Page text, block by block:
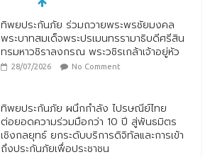
ทิพยประกันภัย ร่วมถวายพระพรชัยมงคล
พระบาทสมเด็จพระปรเมนทรรามาธิบดีศรีสิน
ทรมหาวชิราลงกรณ พระวชิรเกล้าเจ้าอยู่หัว
28/07/2026 No Comment
ทิพยประกันภัย ผนึกกำลัง ไปรษณีย์ไทย
ต่อยอดความร่วมมือกว่า 10 ปี สู่พันธมิตร
เชิงกลยุทธ์ ยกระดับบริการดิจิทัลและการเข้า
ถึงประกันภัยเพื่อประชาชน